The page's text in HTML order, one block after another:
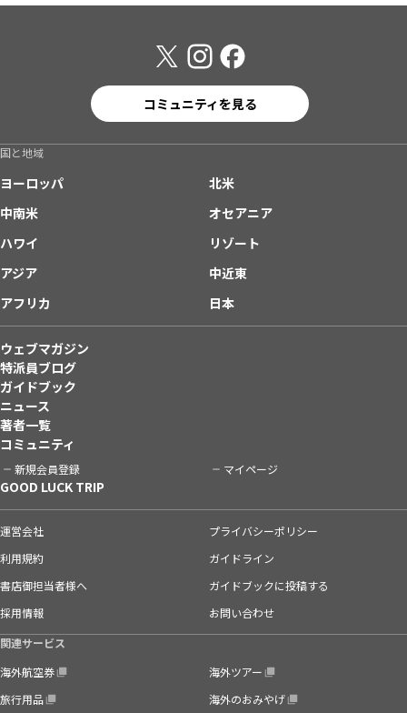
コミュニティを見る
国と地域
ヨーロッパ
北米
中南米
オセアニア
ハワイ
リゾート
アジア
中近東
アフリカ
日本
ウェブマガジン
特派員ブログ
ガイドブック
ニュース
著者一覧
コミュニティ
新規会員登録 マイページ
GOOD LUCK TRIP
運営会社
プライバシーポリシー
利用規約
ガイドライン
書店御担当者様へ
ガイドブックに投稿する
採用情報
お問い合わせ
関連サービス
海外航空券
海外ツアー
旅行用品
海外のおみやげ